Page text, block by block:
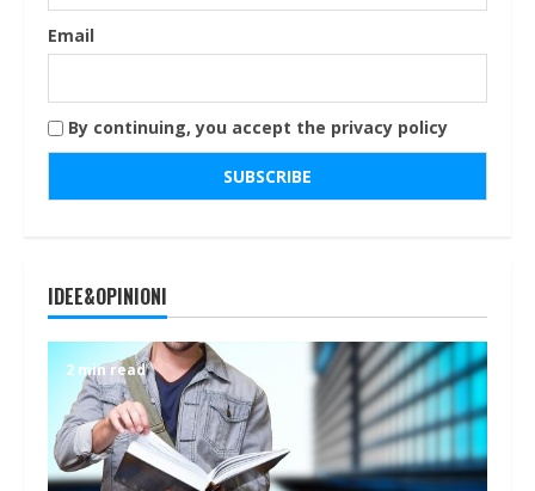
Email
By continuing, you accept the privacy policy
IDEE&OPINIONI
2 min read